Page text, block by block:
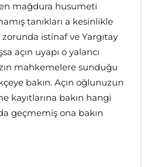
mağdura husumeti
tanıkları a kesinlikle
istinaf ve Yargıtay
açın uyapı o yalancı
mahkemelere sunduğu
bakın. Açın oğlunuzun
kayıtlarına bakın hangi
geçmemiş ona bakın